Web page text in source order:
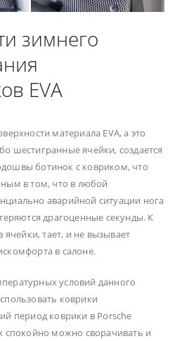
зимнего
EVA
материала EVA, а это
шестигранные ячейки, создается
ботинок с ковриком, что
в том, что в любой
аварийной ситуации нога
драгоценные секунды. К
ячейки, тает, и не вызывает
в салоне.
условий данного
коврики
период коврики в Porsche
спокойно можно сворачивать и